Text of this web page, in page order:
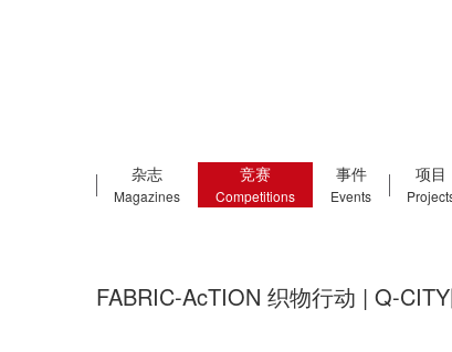
杂志
Magazines
竞赛
Competitions
事件
Events
项目
FABRIC-AcTION 织物行动 | Q-